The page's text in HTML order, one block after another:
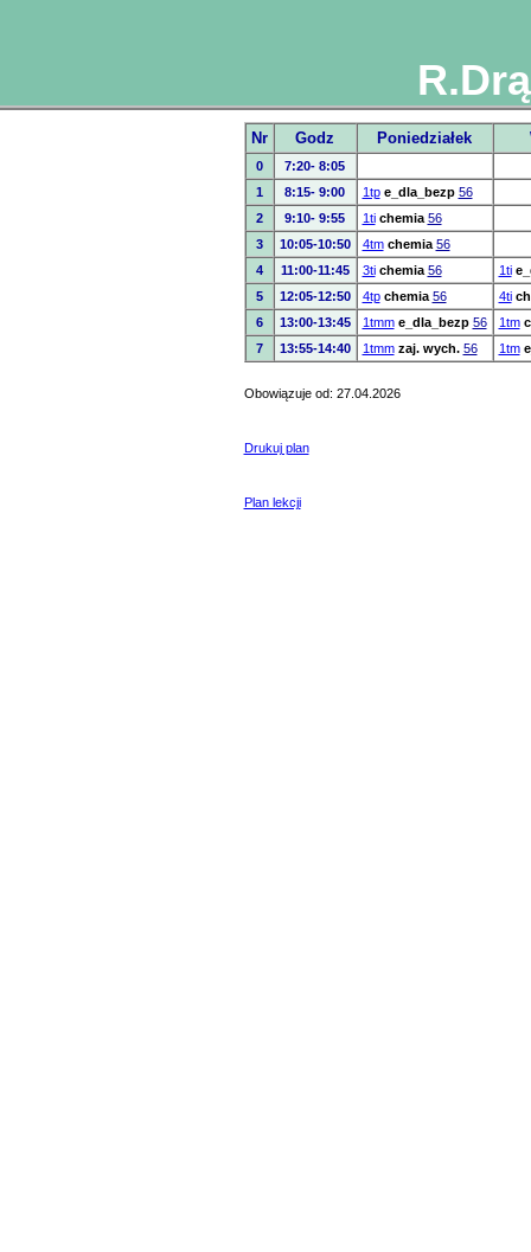
Nr Godz Poniedziałek
0
7:20- 8:05
1
8:15- 9:00 1tp e_dla_bezp 56
2
9:10- 9:55 1ti chemia 56
3
10:05-10:50 4tm chemia 56
4
11:00-11:45 3ti chemia 56 1ti
5
12:05-12:50 4tp chemia 56 4ti
6
13:00-13:45 1tmm e_dla_bezp 56 1tm
7
13:55-14:40 1tmm zaj. wych. 56 1tm
Obowiązuje od: 27.04.2026
Drukuj plan
Plan lekcji